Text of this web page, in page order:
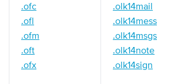
.ofc
.ofl
.ofm
.oft
.ofx
.olk14mail
.olk14mess
.olk14msgs
.olk14note
.olk14sign